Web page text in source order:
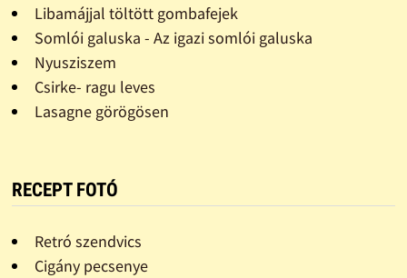
Libamájjal töltött gombafejek
Somlói galuska - Az igazi somlói galuska
Nyusziszem
Csirke- ragu leves
Lasagne görögösen
RECEPT FOTÓ
Retró szendvics
Cigány pecsenye